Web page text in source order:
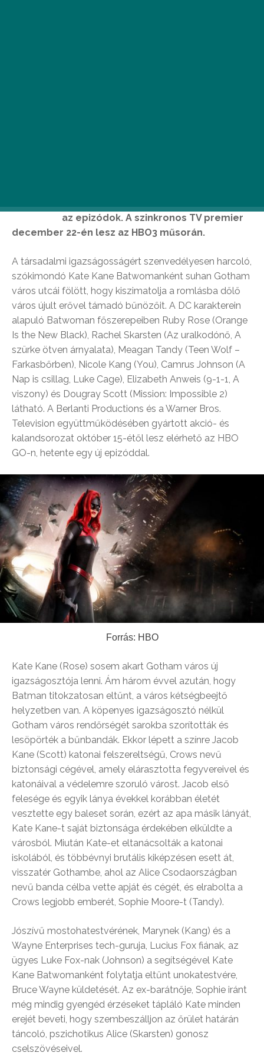
A
az epizódok. A szinkronos TV premier
december 22-én lesz az HBO3 műsorán.
A társadalmi igazságosságért szenvedélyesen harcoló,
szókimondó Kate Kane Batwomanként suhan Gotham
város utcái fölött, hogy kiszimatolja a romlásba dőlő
város újult erővel támadó bűnözőit. A DC karakterein
alapuló Batwoman főszerepeiben Ruby Rose (Orange
Is the New Black), Rachel Skarsten (Az uralkodónő, A
szürke ötven árnyalata), Meagan Tandy (Teen Wolf –
Farkasbőrben), Nicole Kang (You), Camrus Johnson (A
Nap is csillag, Luke Cage), Elizabeth Anweis (9-1-1, A
viszony) és Dougray Scott (Mission: Impossible 2)
látható. A Berlanti Productions és a Warner Bros.
Television együttműködésében gyártott akció- és
kalandsorozat október 15-étől lesz elérhető az HBO
GO-n, hetente egy új epizóddal.
Forrás: HBO
Kate Kane (Rose) sosem akart Gotham város új
igazságosztója lenni. Ám három évvel azután, hogy
Batman titokzatosan eltűnt, a város kétségbeejtő
helyzetben van. A köpenyes igazságosztó nélkül
Gotham város rendőrségét sarokba szorították és
lesöpörték a bűnbandák. Ekkor lépett a színre Jacob
Kane (Scott) katonai felszereltségű, Crows nevű
biztonsági cégével, amely elárasztotta fegyvereivel és
katonáival a védelemre szoruló várost. Jacob első
felesége és egyik lánya évekkel korábban életét
vesztette egy baleset során, ezért az apa másik lányát,
Kate Kane-t saját biztonsága érdekében elküldte a
városból. Miután Kate-et eltanácsolták a katonai
iskolából, és többévnyi brutális kiképzésen esett át,
visszatér Gothambe, ahol az Alice Csodaországban
nevű banda célba vette apját és cégét, és elrabolta a
Crows legjobb emberét, Sophie Moore-t (Tandy).
Jószívű mostohatestvérének, Marynek (Kang) és a
Wayne Enterprises tech-guruja, Lucius Fox fiának, az
ügyes Luke Fox-nak (Johnson) a segítségével Kate
Kane Batwomanként folytatja eltűnt unokatestvére,
Bruce Wayne küldetését. Az ex-barátnője, Sophie iránt
még mindig gyengéd érzéseket tápláló Kate minden
erejét beveti, hogy szembeszálljon az őrület határán
táncoló, pszichotikus Alice (Skarsten) gonosz
cselszövéseivel.